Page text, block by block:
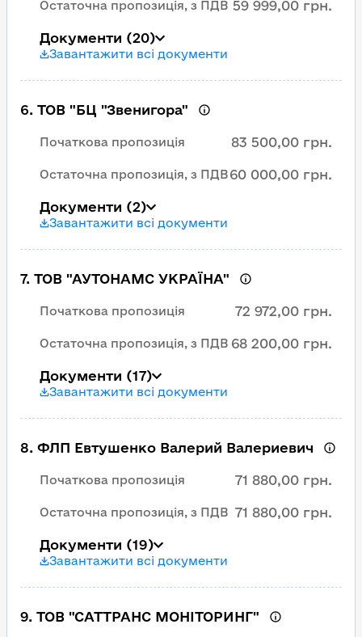
Остаточна пропозиція, з ПДВ 59 999,00 грн.
Документи (20)
Завантажити всі документи
6. ТОВ "БЦ "Звенигора"
Початкова пропозиція 83 500,00 грн.
Остаточна пропозиція, з ПДВ60 000,00 грн.
Документи (2)
Завантажити всі документи
7. ТОВ "АУТОНАМС УКРАЇНА"
Початкова пропозиція 72 972,00 грн.
Остаточна пропозиція, з ПДВ 68 200,00 грн.
Документи (17)
Завантажити всі документи
8. ФЛП Евтушенко Валерий Валериевич
Початкова пропозиція 71 880,00 грн.
Остаточна пропозиція, з ПДВ 71 880,00 грн.
Документи (19)
Завантажити всі документи
9. ТОВ "САТТРАНС МОНІТОРИНГ"